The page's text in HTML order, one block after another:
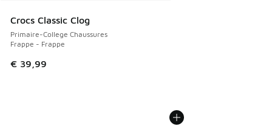
Crocs Classic Clog
Primaire-College Chaussures
Frappe - Frappe
€ 39,99